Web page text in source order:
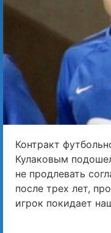
Контракт
Кулаковым
не продлевать
после трех лет,
игрок покидает